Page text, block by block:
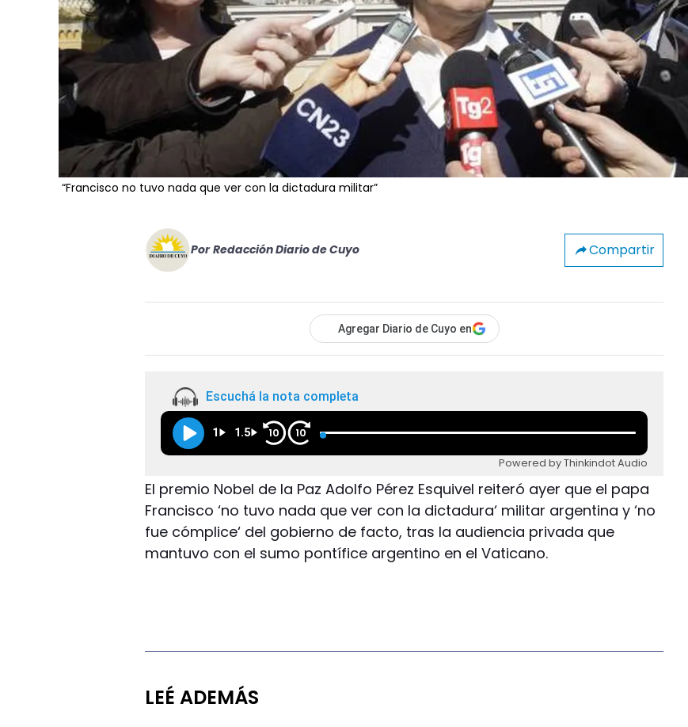
“Francisco no tuvo nada que ver con la dictadura militar”
Por Redacción Diario de Cuyo Compartir
Agregar Diario de Cuyo en
Escuchá la nota completa
1 1.5 10 10
Powered by Thinkindot Audio
El premio Nobel de la Paz Adolfo Pérez Esquivel reiteró ayer que el papa
Francisco ‘no tuvo nada que ver con la dictadura‘ militar argentina y ‘no
fue cómplice‘ del gobierno de facto, tras la audiencia privada que
mantuvo con el sumo pontífice argentino en el Vaticano.
LEÉ ADEMÁS